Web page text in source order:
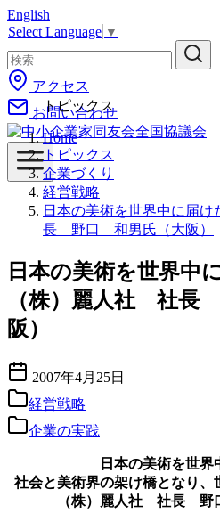
コ
ン
テ
ン
ツ
へ
移
動
English
Select Language ▼
アクセス
お問い合わせ
トピックス
Home
トピックス
企業づくり
経営戦略
日本の美術を世界中に届
長 野口 和男氏（大阪）
日本の美術を世界中
（株）麗人社 社
阪）
2007年4月25日
経営戦略
企業の実践
日本の美術を世界
社会と美術界の架け橋となり、
（株）麗人社 社長 野